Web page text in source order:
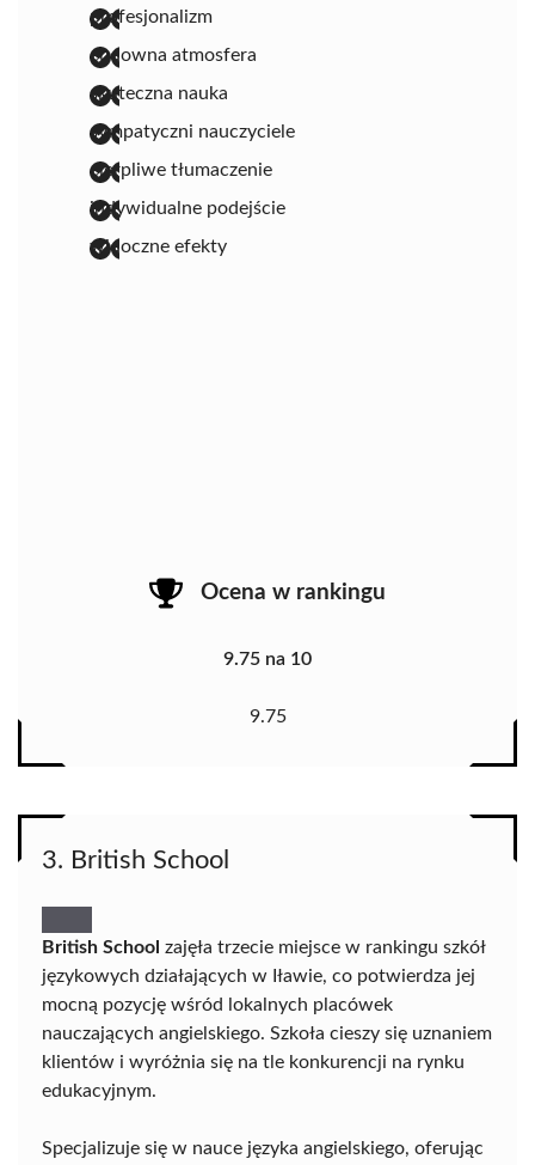
profesjonalizm
cudowna atmosfera
skuteczna nauka
sympatyczni nauczyciele
cierpliwe tłumaczenie
indywidualne podejście
widoczne efekty
Ocena w rankingu
9.75 na 10
9.75
3. British School
British School zajęła trzecie miejsce w rankingu szkół
językowych działających w Iławie, co potwierdza jej
mocną pozycję wśród lokalnych placówek
nauczających angielskiego. Szkoła cieszy się uznaniem
klientów i wyróżnia się na tle konkurencji na rynku
edukacyjnym.
Specjalizuje się w nauce języka angielskiego, oferując